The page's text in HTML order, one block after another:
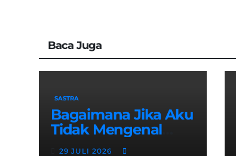
Baca Juga
SASTRA
Bagaimana Jika Aku
Tidak Mengenal
Tuhan?
29 JULI 2026